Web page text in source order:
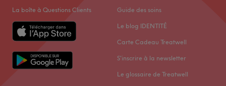
La boîte à Questions Clients Guide des soins
Le blog IDENTITÉ
Carte Cadeau Treatwell
S'inscrire à la newsletter
Le glossaire de Treatwell